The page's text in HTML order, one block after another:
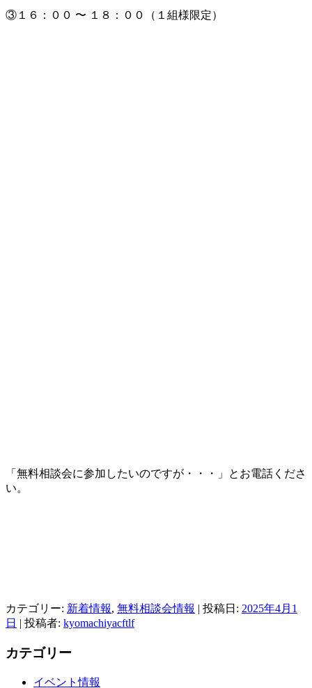
③１６：００ 〜 １８：００（１組様限定）
「無料相談会に参加したいのですが・・・」とお電話くださ
い。
カテゴリー: 新着情報, 無料相談会情報 | 投稿日: 2025年4月1
日 | 投稿者: kyomachiyacftlf
カテゴリー
イベント情報